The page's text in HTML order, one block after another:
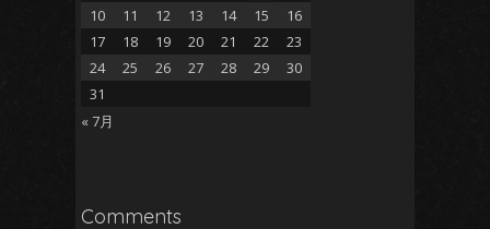
10
11 12 13 14 15
16
17
18 19 20 21 22
23
24
25 26 27 28 29
30
31
« 7月
Comments